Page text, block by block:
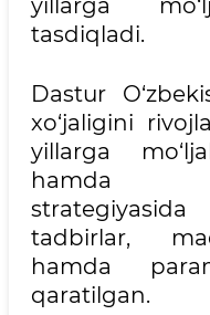
yillarga
tasdiqladi.
Dastur
xo‘jaligini
yillarga
hamda
tadbirlar,
hamda
qaratilgan.